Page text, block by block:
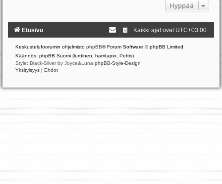
Hyppää
Etusivu Kaikki ajat ovat UTC+03:00
Keskustelufoorumin ohjelmisto phpBB® Forum Software © phpBB Limited
Käännös: phpBB Suomi (lurttinen, harritapio, Pettis)
Style: Black-Silver by Joyce&Luna phpBB-Style-Design
Yksityisyys | Ehdot